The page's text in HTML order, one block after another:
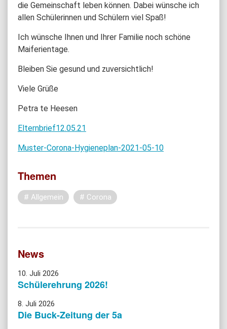
die Gemeinschaft leben können. Dabei wünsche ich
allen Schülerinnen und Schülern viel Spaß!
Ich wünsche Ihnen und Ihrer Familie noch schöne
Maiferientage.
Bleiben Sie gesund und zuversichtlich!
Viele Grüße
Petra te Heesen
Elternbrief12.05.21
Muster-Corona-Hygieneplan-2021-05-10
Themen
Allgemein Corona
News
10. Juli 2026
Schülerehrung 2026!
8. Juli 2026
Die Buck-Zeitung der 5a